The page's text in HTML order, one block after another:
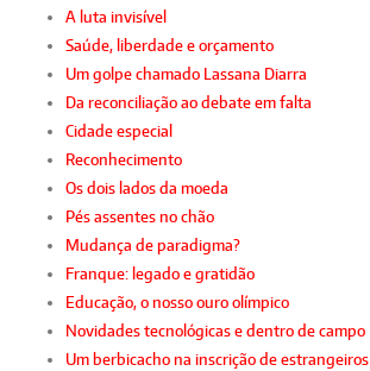
A luta invisível
Saúde, liberdade e orçamento
Um golpe chamado Lassana Diarra
Da reconciliação ao debate em falta
Cidade especial
Reconhecimento
Os dois lados da moeda
Pés assentes no chão
Mudança de paradigma?
Franque: legado e gratidão
Educação, o nosso ouro olímpico
Novidades tecnológicas e dentro de campo
Um berbicacho na inscrição de estrangeiros